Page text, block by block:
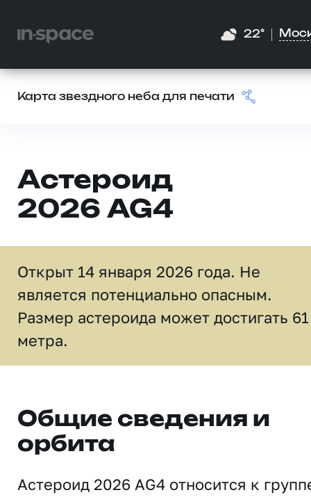
22°
Карта звездного неба для печати
Астероид
2026 AG4
Открыт 14 января 2026 года. Не
является потенциально опасным.
Размер астероида может достигать 61
метра.
Общие сведения и
орбита
Астероид 2026 AG4 относится к